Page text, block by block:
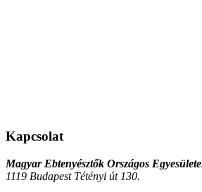
Kapcsolat
Magyar Ebtenyésztők Országos
1119 Budapest Tétényi út 130.